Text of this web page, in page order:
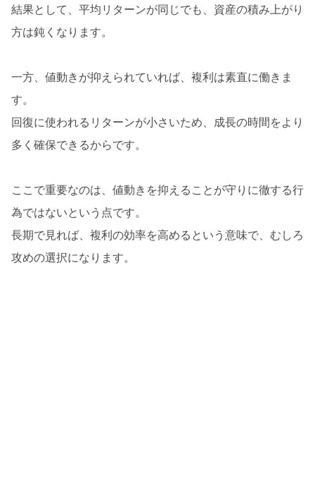
結果として、平均リターンが同じでも、資産の積み上がり
方は鈍くなります。
一方、値動きが抑えられていれば、複利は素直に働きま
す。
回復に使われるリターンが小さいため、成長の時間をより
多く確保できるからです。
ここで重要なのは、値動きを抑えることが守りに徹する行
為ではないという点です。
長期で見れば、複利の効率を高めるという意味で、むしろ
攻めの選択になります。